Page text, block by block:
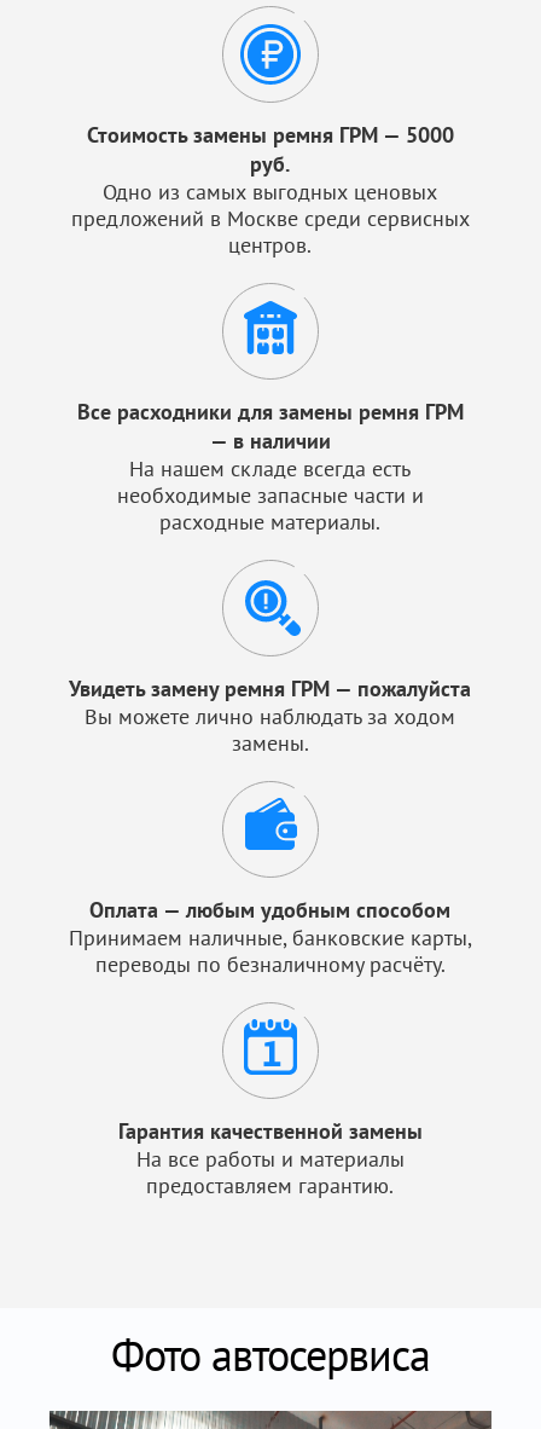
Стоимость замены ремня ГРМ — 5000
руб.
Одно из самых выгодных ценовых
предложений в Москве среди сервисных
центров.
Все расходники для замены ремня ГРМ
— в наличии
На нашем складе всегда есть
необходимые запасные части и
расходные материалы.
Увидеть замену ремня ГРМ — пожалуйста
Вы можете лично наблюдать за ходом
замены.
Оплата — любым удобным способом
Принимаем наличные, банковские карты,
переводы по безналичному расчёту.
Гарантия качественной замены
На все работы и материалы
предоставляем гарантию.
Фото автосервиса